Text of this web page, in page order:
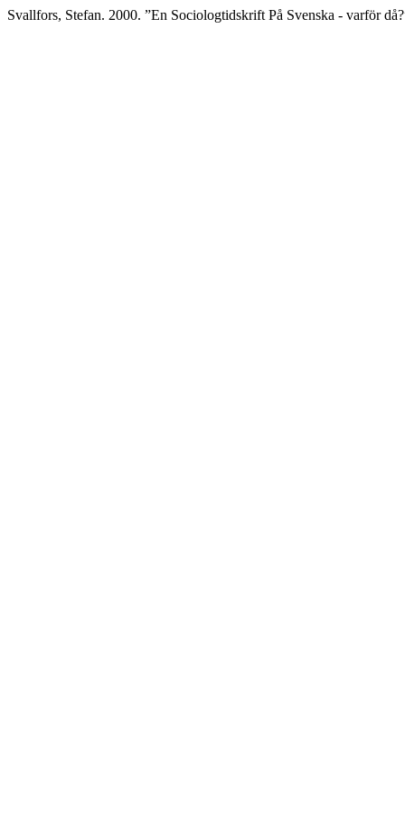
Svallfors, Stefan. 2000. ”En Sociologtidskrift På Svenska - varför